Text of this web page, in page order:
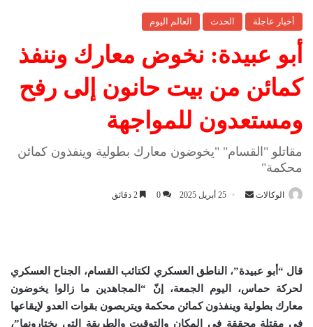
أخبار عاجلة الحدث العالم اليوم
أبو عبيدة: نخوض معارك وننفذ
كمائن من بيت حانون إلى رفح
ومستعدون للمواجهة
مقاتلو "القسام" "يخوضون معارك بطولية وينفذون كمائن
محكمة"
الوكالات
ي
د
25 أبريل 2025 0
قال “أبو عبيدة”، الناطق العسكري لكتائب القسام، الجناح العسكري
لحركة حماس، اليوم الجمعة، إنّ “المجاهدين ما زالوا يخوضون
معارك بطولية وينفذون كمائن محكمة ويتربصون بقوات العدو لإيقاعها
في مقتلة محققة في المكان والتوقيت والطريقة التي يختارونها”،